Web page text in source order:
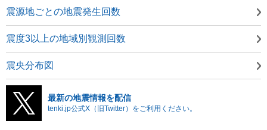
震源地ごとの地震発生回数
震度3以上の地域別観測回数
震央分布図
最新の地震情報を配信
tenki.jp公式X（旧Twitter）をご利用ください。